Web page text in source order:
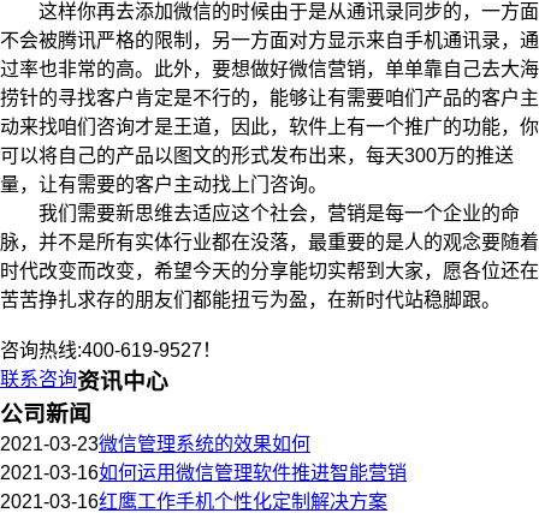
这样你再去添加微信的时候由于是从通讯录同步的，一方面
不会被腾讯严格的限制，另一方面对方显示来自手机通讯录，通
过率也非常的高。此外，要想做好微信营销，单单靠自己去大海
捞针的寻找客户肯定是不行的，能够让有需要咱们产品的客户主
动来找咱们咨询才是王道，因此，软件上有一个推广的功能，你
可以将自己的产品以图文的形式发布出来，每天300万的推送
量，让有需要的客户主动找上门咨询。
我们需要新思维去适应这个社会，营销是每一个企业的命
脉，并不是所有实体行业都在没落，最重要的是人的观念要随着
时代改变而改变，希望今天的分享能切实帮到大家，愿各位还在
苦苦挣扎求存的朋友们都能扭亏为盈，在新时代站稳脚跟。
咨询热线:400-619-9527！
联系咨询资讯中心
公司新闻
2021-03-23微信管理系统的效果如何
2021-03-16如何运用微信管理软件推进智能营销
2021-03-16红鹰工作手机个性化定制解决方案